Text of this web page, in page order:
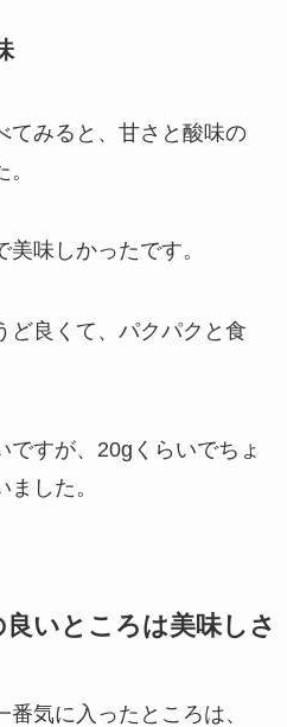
てみると、甘さと酸味の
味しかったです。
ど良くて、パクパクと食
ですが、20gくらいでちょ
した。
いところは美味しさ
気に入ったところは、